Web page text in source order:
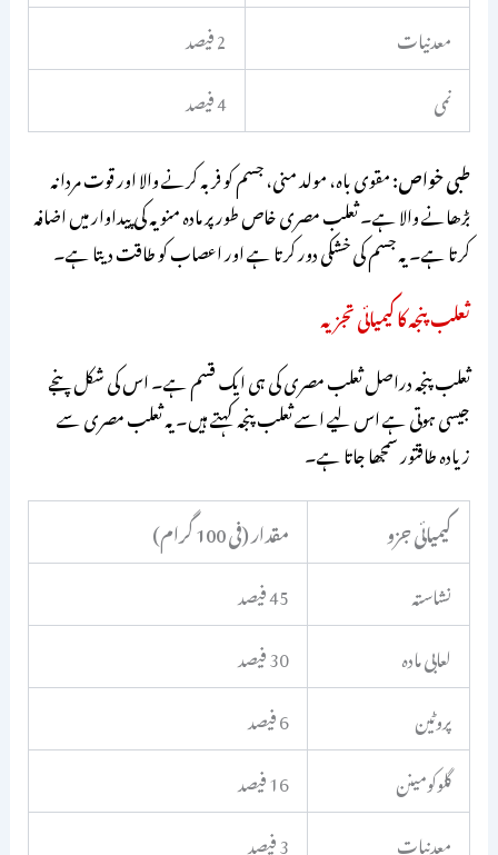
معدنیات
2 فیصد
نمی
4 فیصد
طبی خواص:مقوی باہ، مولد منی، جسم کو فربہ کرنے والا اور قوت مردانہ
بڑھانے والا ہے۔ ثعلب مصری خاص طور پر مادہ منویہ کی پیداوار میں اضافہ
کرتا ہے۔ یہ جسم کی خشکی دور کرتا ہے اور اعصاب کو طاقت دیتا ہے۔
ثعلب پنجہ کا کیمیائی تجزیہ
ثعلب پنجہ دراصل ثعلب مصری کی ہی ایک قسم ہے۔ اس کی شکل پنجے
جیسی ہوتی ہے اس لیے اسے ثعلب پنجہ کہتے ہیں۔ یہ ثعلب مصری سے
زیادہ طاقتور سمجھا جاتا ہے۔
کیمیائی جزو
مقدار (فی 100 گرام)
نشاستہ
45 فیصد
لعابی مادہ
30 فیصد
پروٹین
6 فیصد
گلوکومینن
16 فیصد
معدنیات
3 فیصد